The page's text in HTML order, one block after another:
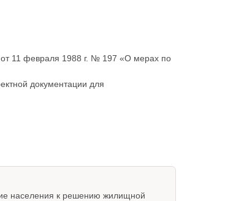
11 февраля 1988 г. № 197 «О мерах по
документации для
населения к решению жилищной